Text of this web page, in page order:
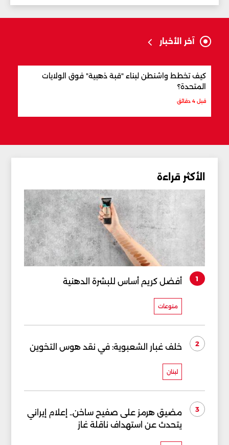
آخر الأخبار
كيف تخطط واشنطن لبناء "قبة ذهبية" فوق الولايات
المتحدة؟
قبل 4 دقائق
الأكثر قراءة
1 أفضل كريم أساس للبشرة الدهنية
منوعات
2 خلف غبار الشعبوية: في نقد هوس التخوين
لبنان
3
مضيق هرمز على صفيح ساخن.. إعلام إيراني
يتحدث عن استهداف ناقلة غاز